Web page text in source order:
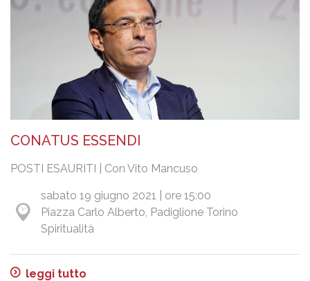
CONATUS ESSENDI
POSTI ESAURITI | Con Vito Mancuso
sabato 19 giugno 2021 | ore 15:00
Piazza Carlo Alberto, Padiglione Torino
Spiritualità
leggi tutto